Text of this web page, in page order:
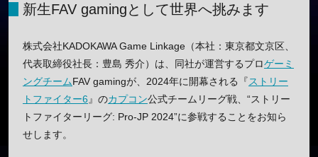
新生FAV gamingとして世界へ挑みます
株式会社KADOKAWA Game Linkage（本社：東京都文京区、
代表取締役社長：豊島 秀介）は、同社が運営するプロゲーミ
ングチームFAV gamingが、2024年に開幕される『ストリー
トファイター6 』のカプコン公式チームリーグ戦、“ストリー
トファイターリーグ: Pro-JP 2024”に参戦することをお知ら
せします。